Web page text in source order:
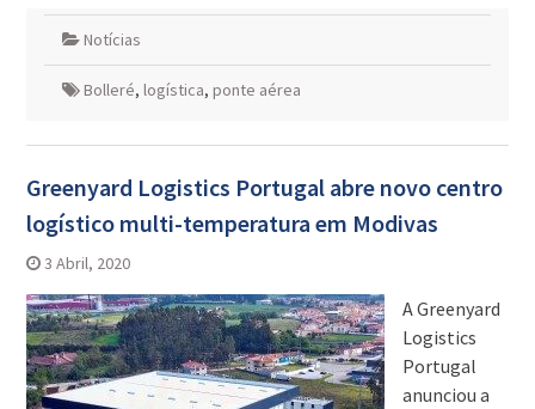
Notícias
Bolleré, logística, ponte aérea
Greenyard Logistics Portugal abre novo centro
logístico multi-temperatura em Modivas
3 Abril, 2020
A Greenyard
Logistics
Portugal
anunciou a